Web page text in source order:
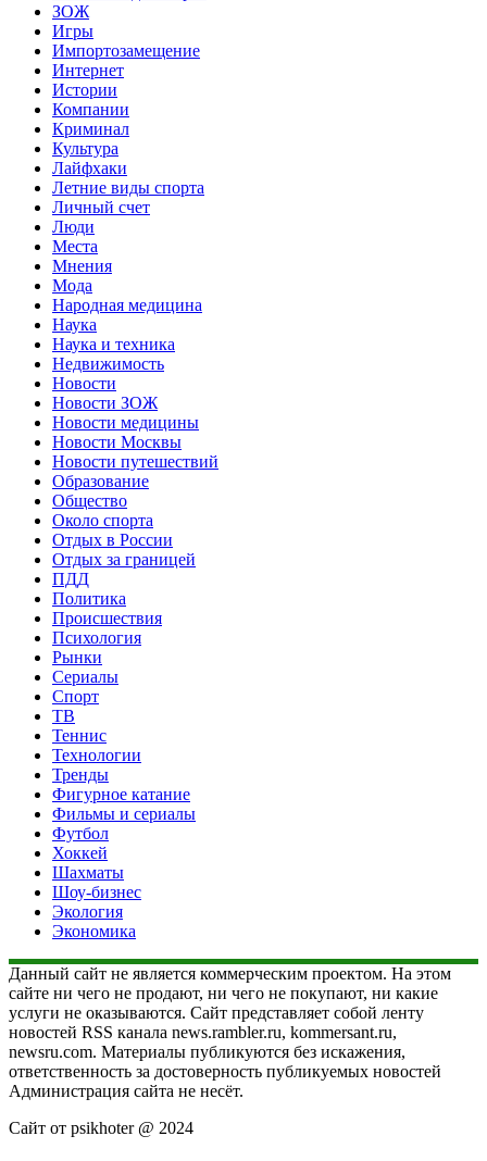
ЗОЖ
Игры
Импортозамещение
Интернет
Истории
Компании
Криминал
Культура
Лайфхаки
Летние виды спорта
Личный счет
Люди
Места
Мнения
Мода
Народная медицина
Наука
Наука и техника
Недвижимость
Новости
Новости ЗОЖ
Новости медицины
Новости Москвы
Новости путешествий
Образование
Общество
Около спорта
Отдых в России
Отдых за границей
ПДД
Политика
Происшествия
Психология
Рынки
Сериалы
Спорт
ТВ
Теннис
Технологии
Тренды
Фигурное катание
Фильмы и сериалы
Футбол
Хоккей
Шахматы
Шоу-бизнес
Экология
Экономика
Данный сайт не является коммерческим проектом. На этом
сайте ни чего не продают, ни чего не покупают, ни какие
услуги не оказываются. Сайт представляет собой ленту
новостей RSS канала news.rambler.ru, kommersant.ru,
newsru.com. Материалы публикуются без искажения,
ответственность за достоверность публикуемых новостей
Администрация сайта не несёт.
Сайт от psikhoter @ 2024